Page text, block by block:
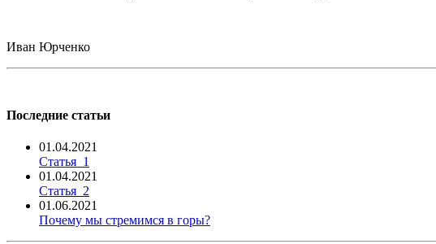
Иван Юрченко
Последние статьи
01.04.2021
Статья_1
01.04.2021
Статья_2
01.06.2021
Почему мы стремимся в горы?